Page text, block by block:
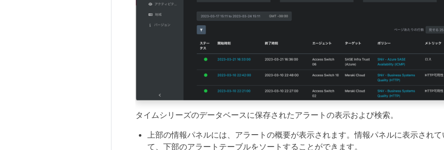
タイムシリーズのデータベースに保存されたアラートの表示および検索。
上部の情報パネルには、アラートの概要が表示されます。情報パネルに表示され
て、下部のアラートテーブルをソートすることができます。